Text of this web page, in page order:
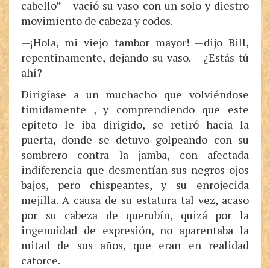
cabello” —vació su vaso con un solo y diestro
movimiento de cabeza y codos.
—¡Hola, mi viejo tambor mayor! —dijo Bill,
repentinamente, dejando su vaso. —¿Estás tú
ahí?
Dirigíase a un muchacho que volviéndose
tímidamente , y comprendiendo que este
epíteto le iba dirigido, se retiró hacia la
puerta, donde se detuvo golpeando con su
sombrero contra la jamba, con afectada
indiferencia que desmentían sus negros ojos
bajos, pero chispeantes, y su enrojecida
mejilla. A causa de su estatura tal vez, acaso
por su cabeza de querubín, quizá por la
ingenuidad de expresión, no aparentaba la
mitad de sus años, que eran en realidad
catorce.